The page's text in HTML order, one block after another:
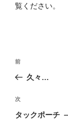
覧ください。
投
ビ
ゲ
前
の
稿
前
久々…
次
の
次
タックポーチ